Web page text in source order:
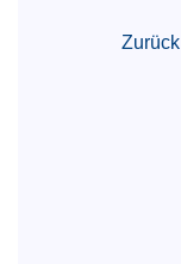
Zurück